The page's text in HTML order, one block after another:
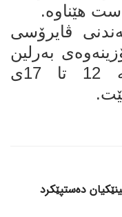
هێناوە.
ڤایرۆسی
بەرلین
بەشێوازی ئۆنلاین و لە 12 تا 17ی
ده‌ستپێكرد